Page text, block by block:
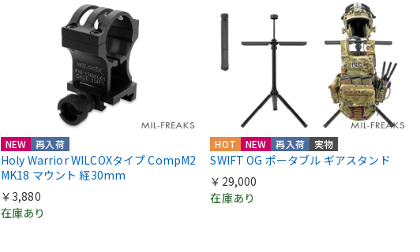
NEW 再入荷
Holy Warrior WILCOXタイプ CompM2
MK18 マウント 経30mm
￥3,880
在庫あり
HOT NEW 再入荷 実物
SWIFT OG ポータブル ギアスタンド
￥29,000
在庫あり